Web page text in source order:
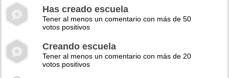
Has creado escuela
Tener al menos un comentario con más de 50
votos positivos
Creando escuela
Tener al menos un comentario con más de 20
votos positivos